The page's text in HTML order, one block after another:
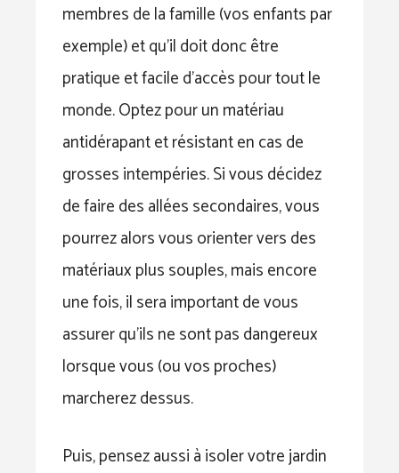
membres de la famille (vos enfants par
exemple) et qu’il doit donc être
pratique et facile d’accès pour tout le
monde. Optez pour un matériau
antidérapant et résistant en cas de
grosses intempéries. Si vous décidez
de faire des allées secondaires, vous
pourrez alors vous orienter vers des
matériaux plus souples, mais encore
une fois, il sera important de vous
assurer qu’ils ne sont pas dangereux
lorsque vous (ou vos proches)
marcherez dessus.
Puis, pensez aussi à isoler votre jardin